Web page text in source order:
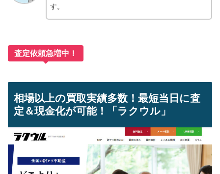
す。
査定依頼急増中！
相場以上の買取実績多数！最短当日に査
定＆現金化が可能！「ラクウル」